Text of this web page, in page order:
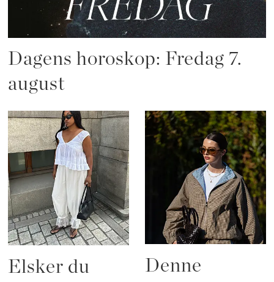
Dagens horoskop: Fredag 7.
august
Elsker du
Denne